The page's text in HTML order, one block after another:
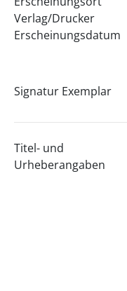
Verlag/Drucker
Erscheinungsdatum
Signatur Exemplar
Titel- und
Urheberangaben